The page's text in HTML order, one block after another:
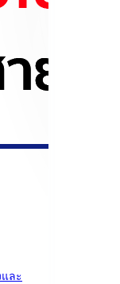
ละ